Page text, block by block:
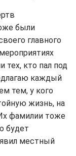
были
главного
тех, кто пал под
каждый
тем, у кого
жизнь, на
фамилии тоже
будет
местный